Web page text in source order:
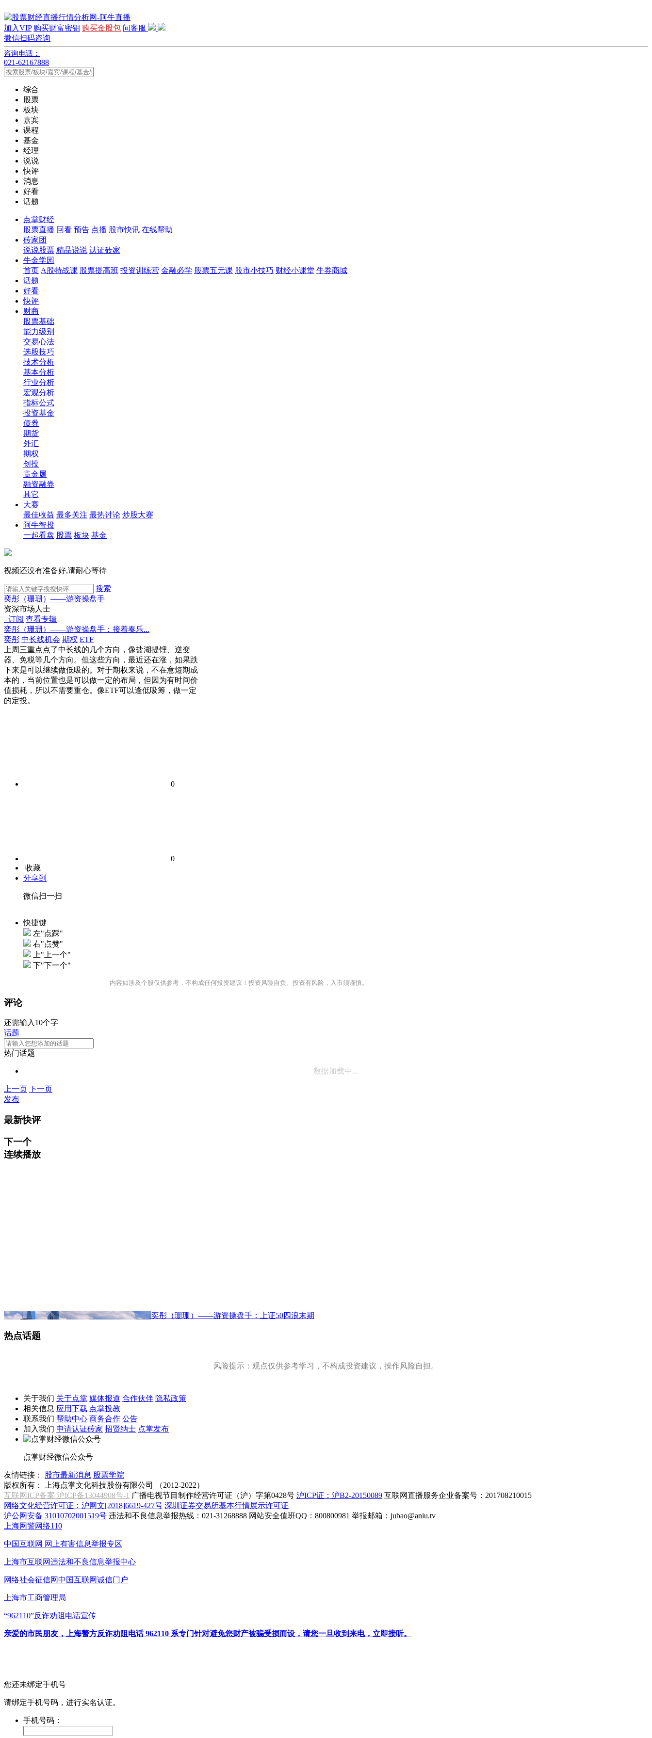
加入VIP 购买财富密钥 购买金股包 问客服
微信扫码咨询
咨询电话：
021-62167888
综合
股票
板块
嘉宾
课程
基金
经理
说说
快评
消息
好看
话题
点掌财经
股票直播 回看 预告 点播 股市快讯 在线帮助
砖家团
说说股票 精品说说 认证砖家
牛金学园
首页 A股特战课 股票提高班 投资训练营 金融必学 股票五元课 股市小技巧 财经小课堂 牛券商城
话题
好看
快评
财商
股票基础
能力级别
交易心法
选股技巧
技术分析
基本分析
行业分析
宏观分析
指标公式
投资基金
债券
期货
外汇
期权
创投
贵金属
融资融券
其它
大赛
最佳收益 最多关注 最热讨论 炒股大赛
阿牛智投
一起看盘 股票 板块 基金
视频还没有准备好,请耐心等待
搜索
奕彤（珊珊）——游资操盘手
资深市场人士
+订阅 查看专辑
奕彤（珊珊）——游资操盘手：接着奏乐...
奕彤 中长线机会 期权 ETF
上周三重点点了中长线的几个方向，像盐湖提锂、逆变
器、免税等几个方向。但这些方向，最近还在涨，如果跌
下来是可以继续做低吸的。对于期权来说，不在意短期成
本的，当前位置也是可以做一定的布局，但因为有时间价
值损耗，所以不需要重仓。像ETF可以逢低吸筹，做一定
的定投。
0
0
收藏
分享到
微信扫一扫
快捷键
左"点踩"
右"点赞"
上"上一个"
下"下一个"
内容如涉及个股仅供参考，不构成任何投资建议！投资风险自负。投资有风险，入市须谨慎。
评论
还需输入10个字
话题
热门话题
数据加载中...
上一页 下一页
发布
最新快评
下一个
连续播放
奕彤（珊珊）——游资操盘手：上证50四浪末期
热点话题
风险提示：观点仅供参考学习，不构成投资建议，操作风险自担。
关于我们 关于点掌 媒体报道 合作伙伴 隐私政策
相关信息 应用下载 点掌投教
联系我们 帮助中心 商务合作 公告
加入我们 申请认证砖家 招贤纳士 点掌发布
点掌财经微信公众号
友情链接： 股市最新消息 股票学院
版权所有：
上海点掌文化科技股份有限公司 （2012-2022）
互联网ICP备案 沪ICP备13044908号-1 广播电视节目制作经营许可证（沪）字第0428号 沪ICP证：沪B2-20150089 互联网直播服务企业备案号：201708210015
网络文化经营许可证：沪网文[2018]6619-427号 深圳证券交易所基本行情展示许可证
沪公网安备 31010702001519号 违法和不良信息举报热线：021-31268888 网站安全值班QQ：800800981 举报邮箱： jubao@aniu.tv
上海网警网络110
中国互联网 网上有害信息举报专区
上海市互联网违法和不良信息举报中心
网络社会征信网中国互联网诚信门户
上海市工商管理局
“962110”反诈劝阻电话宣传
亲爱的市民朋友，上海警方反诈劝阻电话 962110 系专门针对避免您财产被骗受损而设，请您一旦收到来电，立即接听。
您还未绑定手机号
请绑定手机号码，进行实名认证。
手机号码：